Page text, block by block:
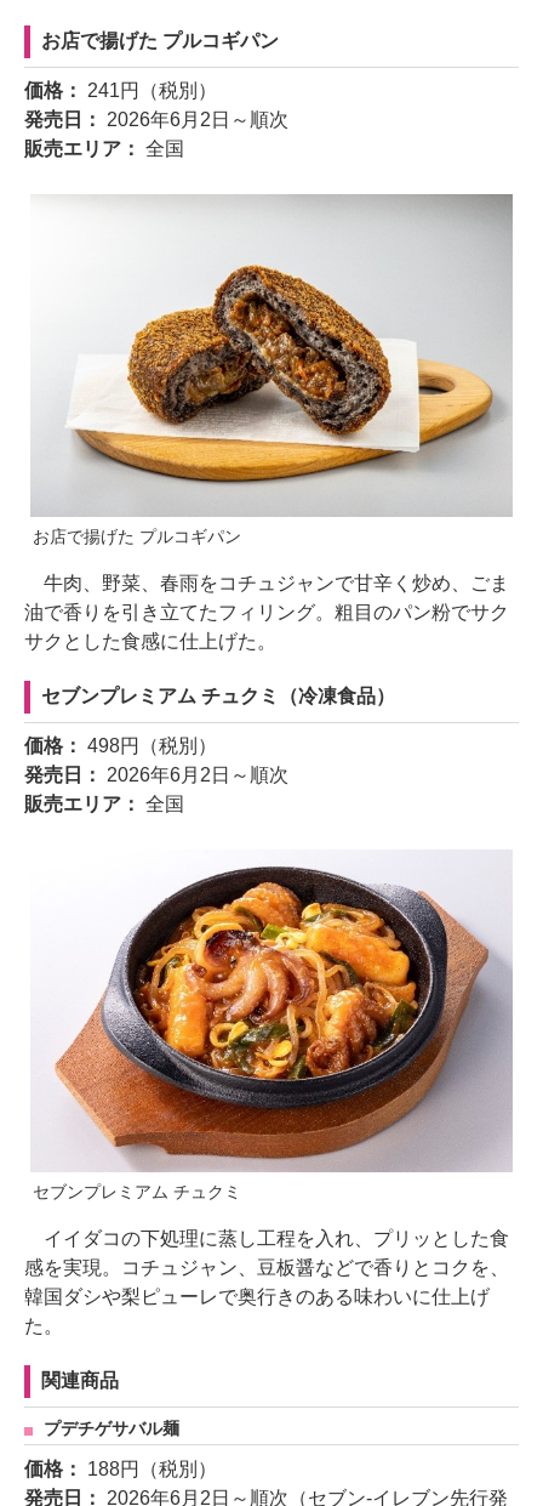
お店で揚げた プルコギパン
価格： 241円（税別）
発売日： 2026年6月2日～順次
販売エリア： 全国
お店で揚げた プルコギパン
牛肉、野菜、春雨をコチュジャンで甘辛く炒め、ごま
油で香りを引き立てたフィリング。粗目のパン粉でサク
サクとした食感に仕上げた。
セブンプレミアム チュクミ（冷凍食品）
価格： 498円（税別）
発売日： 2026年6月2日～順次
販売エリア： 全国
セブンプレミアム チュクミ
イイダコの下処理に蒸し工程を入れ、プリッとした食
感を実現。コチュジャン、豆板醤などで香りとコクを、
韓国ダシや梨ピューレで奥行きのある味わいに仕上げ
た。
関連商品
プデチゲサバル麺
価格： 188円（税別）
発売日： 2026年6月2日～順次（セブン‐イレブン先行発